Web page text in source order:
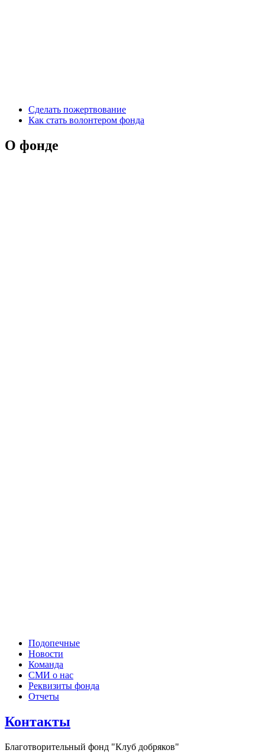
Сделать пожертвование
Как стать волонтером фонда
О фонде
Подопечные
Новости
Команда
СМИ о нас
Реквизиты фонда
Отчеты
Контакты
Благотворительный фонд "Клуб добряков"